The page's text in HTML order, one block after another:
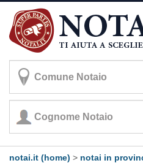
notai.it (home) > notai in